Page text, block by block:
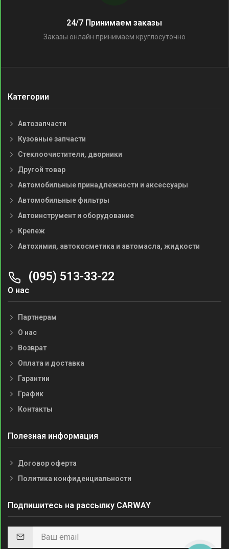
24/7 Принимаем заказы
Заказы онлайн принимаем круглосуточно
Категории
Автозапчасти
Кузовные запчасти
Стеклоочистители, дворники
Другой товар
Автомобильные принадлежности и аксессуары
Автомобильные фильтры
Автоинструмент и оборудование
Крепеж
Автохимия, автокосметика и автомасла, жидкости
(095) 513-33-22
О нас
Партнерам
О нас
Возврат
Оплата и доставка
Гарантии
График
Контакты
Полезная информация
Договор оферта
Политика конфиденциальности
Подпишитесь на рассылку CARWAY